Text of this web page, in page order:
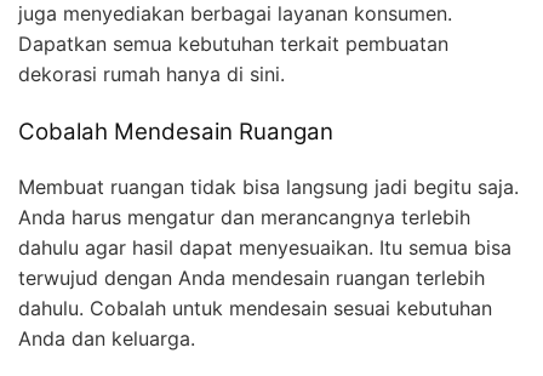
juga menyediakan berbagai layanan konsumen.
Dapatkan semua kebutuhan terkait pembuatan
dekorasi rumah hanya di sini.
Cobalah Mendesain Ruangan
Membuat ruangan tidak bisa langsung jadi begitu saja.
Anda harus mengatur dan merancangnya terlebih
dahulu agar hasil dapat menyesuaikan. Itu semua bisa
terwujud dengan Anda mendesain ruangan terlebih
dahulu. Cobalah untuk mendesain sesuai kebutuhan
Anda dan keluarga.